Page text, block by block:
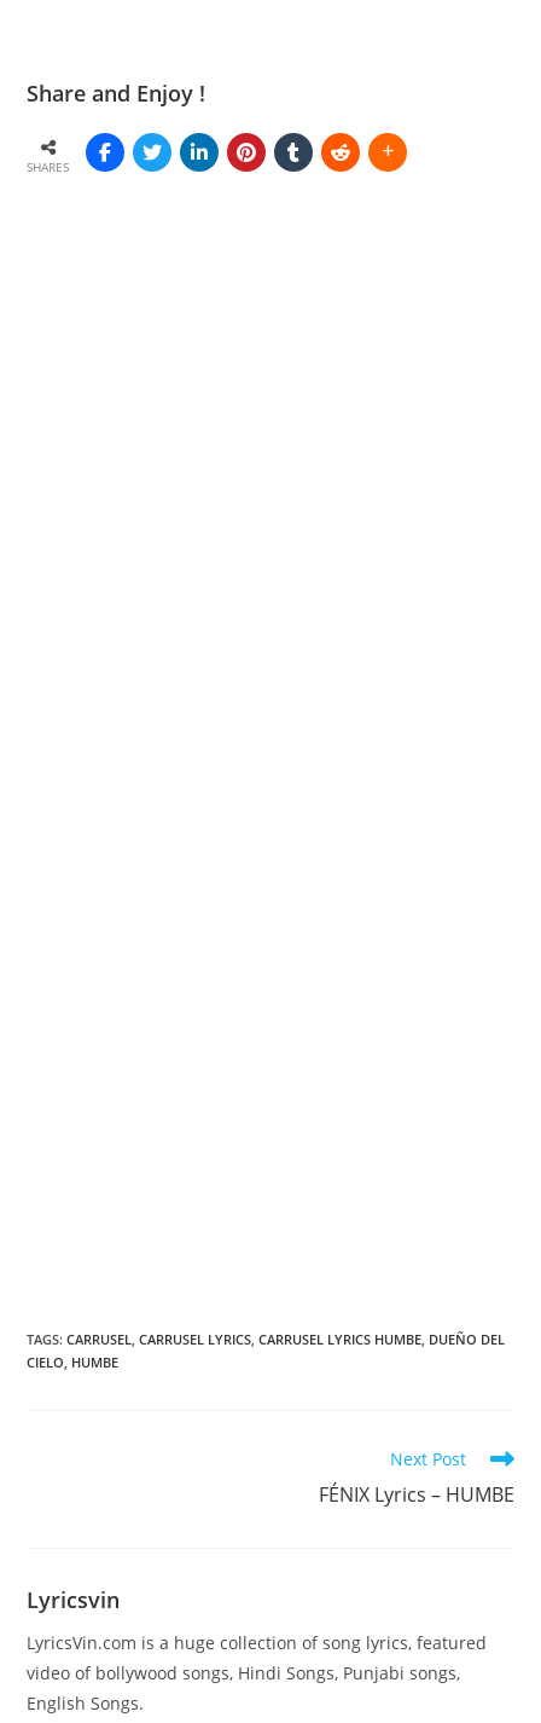
Share and Enjoy !
SHARES
TAGS:CARRUSEL, CARRUSEL LYRICS, CARRUSEL LYRICS HUMBE, DUEÑO DEL
CIELO, HUMBE
Next Post
FÉNIX Lyrics – HUMBE
Lyricsvin
LyricsVin.com is a huge collection of song lyrics, featured
video of bollywood songs, Hindi Songs, Punjabi songs,
English Songs.